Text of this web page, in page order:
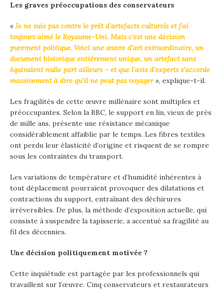
Les graves préoccupations des conservateurs
«Je ne suis pas contre le prêt d’artefacts culturels et j’ai
toujours aimé le Royaume-Uni. Mais c’est une décision
purement politique. Voici une œuvre d’art extraordinaire, un
document historique entièrement unique, un artefact sans
équivalent nulle part ailleurs – et que l’avis d’experts s’accorde
massivement à dire qu’il ne peut pas voyager», explique-t-il.
Les fragilités de cette œuvre millénaire sont multiples et
préoccupantes. Selon la BBC, le support en lin, vieux de près
de mille ans, présente une résistance mécanique
considérablement affaiblie par le temps. Les fibres textiles
ont perdu leur élasticité d’origine et risquent de se rompre
sous les contraintes du transport.
Les variations de température et d’humidité inhérentes à
tout déplacement pourraient provoquer des dilatations et
contractions du support, entraînant des déchirures
irréversibles. De plus, la méthode d’exposition actuelle, qui
consiste à suspendre la tapisserie, a accentué sa fragilité au
fil des décennies.
Une décision politiquement motivée ?
Cette inquiétude est partagée par les professionnels qui
travaillent sur l’œuvre. Cinq conservateurs et restaurateurs